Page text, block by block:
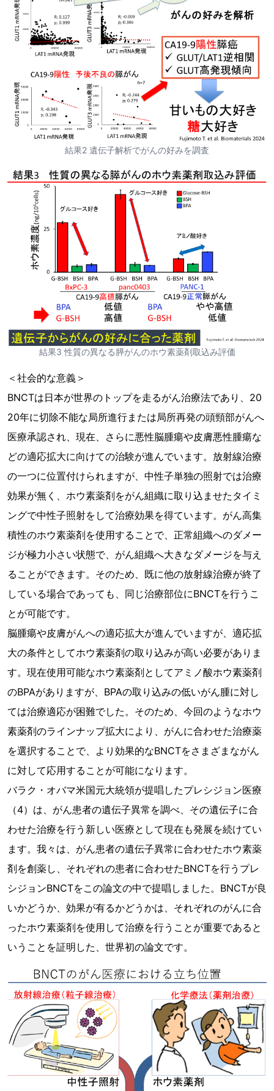
結果2 遺伝子解析でがんの好みを調査
結果3 性質の異なる膵がんのホウ素薬剤取込み評価
＜社会的な意義＞
BNCTは日本が世界のトップを走るがん治療法であり、20
20年に切除不能な局所進行または局所再発の頭頸部がんへ
医療承認され、現在、さらに悪性脳腫瘍や皮膚悪性腫瘍な
どの適応拡大に向けての治験が進んでいます。放射線治療
の一つに位置付けられますが、中性子単独の照射では治療
効果が無く、ホウ素薬剤をがん組織に取り込ませたタイミ
ングで中性子照射をして治療効果を得ています。がん高集
積性のホウ素薬剤を使用することで、正常組織へのダメー
ジが極力小さい状態で、がん組織へ大きなダメージを与え
ることができます。そのため、既に他の放射線治療が終了
している場合であっても、同じ治療部位にBNCTを行うこ
とが可能です。
脳腫瘍や皮膚がんへの適応拡大が進んでいますが、適応拡
大の条件としてホウ素薬剤の取り込みが高い必要がありま
す。現在使用可能なホウ素薬剤としてアミノ酸ホウ素薬剤
のBPAがありますが、BPAの取り込みの低いがん腫に対し
ては治療適応が困難でした。そのため、今回のようなホウ
素薬剤のラインナップ拡大により、がんに合わせた治療薬
を選択することで、より効果的なBNCTをさまざまながん
に対して応用することが可能になります。
バラク・オバマ米国元大統領が提唱したプレシジョン医療
（4）は、がん患者の遺伝子異常を調べ、その遺伝子に合
わせた治療を行う新しい医療として現在も発展を続けてい
ます。我々は、がん患者の遺伝子異常に合わせたホウ素薬
剤を創薬し、それぞれの患者に合わせたBNCTを行うプレ
シジョンBNCTをこの論文の中で提唱しました。BNCTが良
いかどうか、効果が有るかどうかは、それぞれのがんに合
ったホウ素薬剤を使用して治療を行うことが重要であると
いうことを証明した、世界初の論文です。